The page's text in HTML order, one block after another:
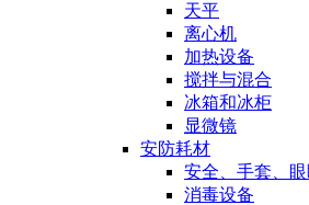
天平
离心机
加热设备
搅拌与混合
冰箱和冰柜
显微镜
安防耗材
安全、手套、
消毒设备